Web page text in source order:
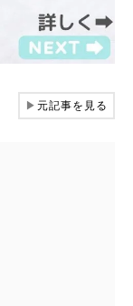
▶元記事を見る